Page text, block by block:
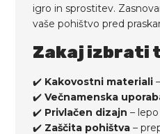
igro in sprostitev.
vaše pohištvo pred
Zakaj izbrati
✔️ Kakovostni materiali
✔️Večnamenska
✔️ Privlačen dizajn –
✔️ Zaščita pohištva –